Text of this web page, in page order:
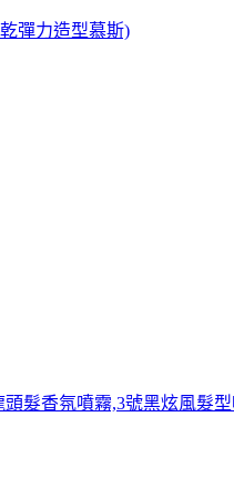
彈力造型慕斯)
頭髮香氛噴霧,3號黑炫風髮